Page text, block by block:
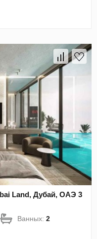
Land, Дубай, ОАЭ 3
Ванных:2